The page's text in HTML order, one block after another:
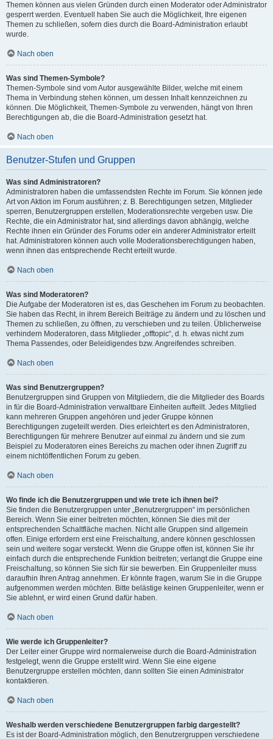
Themen können aus vielen Gründen durch einen Moderator oder Administrator
gesperrt werden. Eventuell haben Sie auch die Möglichkeit, Ihre eigenen
Themen zu schließen, sofern dies durch die Board-Administration erlaubt
wurde.
Nach oben
Was sind Themen-Symbole?
Themen-Symbole sind vom Autor ausgewählte Bilder, welche mit einem
Thema in Verbindung stehen können, um dessen Inhalt kennzeichnen zu
können. Die Möglichkeit, Themen-Symbole zu verwenden, hängt von Ihren
Berechtigungen ab, die die Board-Administration gesetzt hat.
Nach oben
Benutzer-Stufen und Gruppen
Was sind Administratoren?
Administratoren haben die umfassendsten Rechte im Forum. Sie können jede
Art von Aktion im Forum ausführen; z. B. Berechtigungen setzen, Mitglieder
sperren, Benutzergruppen erstellen, Moderationsrechte vergeben usw. Die
Rechte, die ein Administrator hat, sind allerdings davon abhängig, welche
Rechte ihnen ein Gründer des Forums oder ein anderer Administrator erteilt
hat. Administratoren können auch volle Moderationsberechtigungen haben,
wenn ihnen das entsprechende Recht erteilt wurde.
Nach oben
Was sind Moderatoren?
Die Aufgabe der Moderatoren ist es, das Geschehen im Forum zu beobachten.
Sie haben das Recht, in ihrem Bereich Beiträge zu ändern und zu löschen und
Themen zu schließen, zu öffnen, zu verschieben und zu teilen. Üblicherweise
verhindern Moderatoren, dass Mitglieder „offtopic“, d. h. etwas nicht zum
Thema Passendes, oder Beleidigendes bzw. Angreifendes schreiben.
Nach oben
Was sind Benutzergruppen?
Benutzergruppen sind Gruppen von Mitgliedern, die die Mitglieder des Boards
in für die Board-Administration verwaltbare Einheiten aufteilt. Jedes Mitglied
kann mehreren Gruppen angehören und jeder Gruppe können
Berechtigungen zugeteilt werden. Dies erleichtert es den Administratoren,
Berechtigungen für mehrere Benutzer auf einmal zu ändern und sie zum
Beispiel zu Moderatoren eines Bereichs zu machen oder ihnen Zugriff zu
einem nichtöffentlichen Forum zu geben.
Nach oben
Wo finde ich die Benutzergruppen und wie trete ich ihnen bei?
Sie finden die Benutzergruppen unter „Benutzergruppen“ im persönlichen
Bereich. Wenn Sie einer beitreten möchten, können Sie dies mit der
entsprechenden Schaltfläche machen. Nicht alle Gruppen sind allgemein
offen. Einige erfordern erst eine Freischaltung, andere können geschlossen
sein und weitere sogar versteckt. Wenn die Gruppe offen ist, können Sie ihr
einfach durch die entsprechende Funktion beitreten; verlangt die Gruppe eine
Freischaltung, so können Sie sich für sie bewerben. Ein Gruppenleiter muss
daraufhin Ihren Antrag annehmen. Er könnte fragen, warum Sie in die Gruppe
aufgenommen werden möchten. Bitte belästige keinen Gruppenleiter, wenn er
Sie ablehnt, er wird einen Grund dafür haben.
Nach oben
Wie werde ich Gruppenleiter?
Der Leiter einer Gruppe wird normalerweise durch die Board-Administration
festgelegt, wenn die Gruppe erstellt wird. Wenn Sie eine eigene
Benutzergruppe erstellen möchten, dann sollten Sie einen Administrator
kontaktieren.
Nach oben
Weshalb werden verschiedene Benutzergruppen farbig dargestellt?
Es ist der Board-Administration möglich, den Benutzergruppen verschiedene